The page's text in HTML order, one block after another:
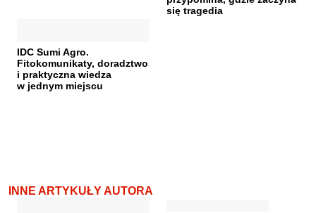
się tragedia
IDC Sumi Agro.
Fitokomunikaty, doradztwo
i praktyczna wiedza
w jednym miejscu
INNE ARTYKUŁY AUTORA